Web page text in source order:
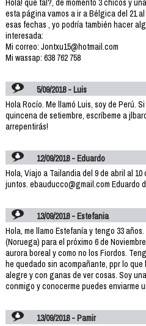
Hola! que tal?, de momento 3 chicos y
esta página vamos a ir a Bélgica del 21
esas fechas , yo podría también hacer
interesada:
Mi correo: Jontxu15@hotmail.com
Mi wassap: 638 762 758
5/09/2018 - Luis
Hola Rocío. Me llamó Luis, soy de Perú.
quincena de setiembre, escríbeme a
arrepentirás!
12/09/2018 - Eduardo
Hola, Viajo a Tailandia del 9 de abril al 10
juntos. ebauducco@gmail.com Eduardo
13/09/2018 - Estefania
Hola, me llamo Estefanía y tengo 33
(Noruega) para el próximo 6 de
aurora boreal y como no los Fiordos.
he quedado sin acompañante, ppr lo
alegre y con ganas de ver cosas. Soy
conmigo y conocerme puedes enviarme
13/09/2018 - Pamir